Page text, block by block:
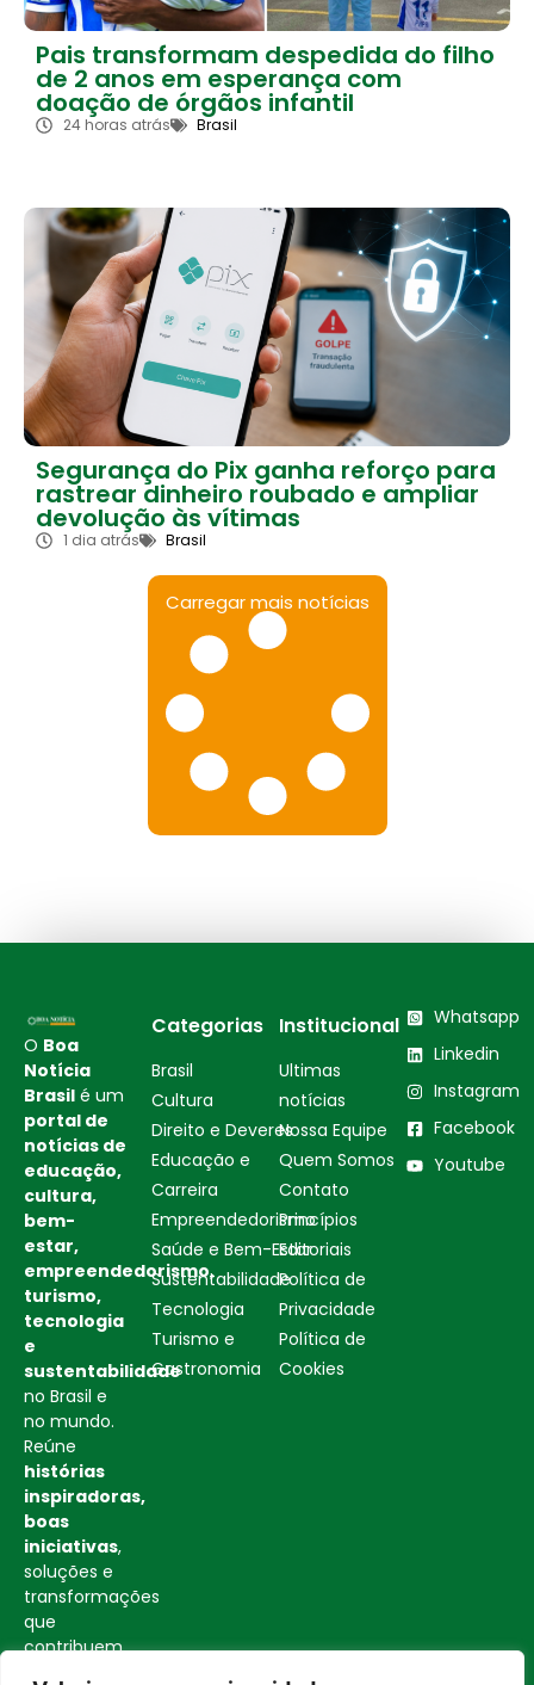
Pais transformam despedida do filho
de 2 anos em esperança com
doação de órgãos infantil
24 horas atrás Brasil
Segurança do Pix ganha reforço para
rastrear dinheiro roubado e ampliar
devolução às vítimas
1 dia atrás Brasil
Carregar mais notícias
O Boa
Notícia
Brasil é um
portal de
notícias de
educação,
cultura,
bem-
estar,
empreendedorismo,
turismo,
tecnologia
e
sustentabilidade
no Brasil e
no mundo.
Reúne
histórias
inspiradoras,
boas
iniciativas,
soluções e
transformações
que
contribuem
Categorias
Brasil
Cultura
Direito e Deveres
Educação e
Carreira
Empreendedorismo
Saúde e Bem-Estar
Sustentabilidade
Tecnologia
Turismo e
Gastronomia
Institucional
Ultimas
notícias
Nossa Equipe
Quem Somos
Contato
Princípios
Editoriais
Política de
Privacidade
Política de
Cookies
Whatsapp
Linkedin
Instagram
Facebook
Youtube